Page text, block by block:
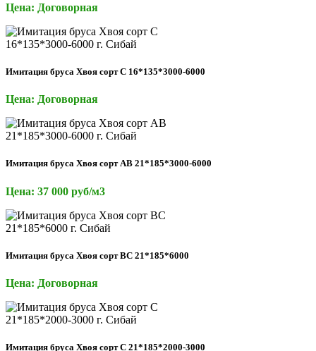
Цена: Договорная
Имитация бруса Хвоя сорт С 16*135*3000-6000
Цена: Договорная
Имитация бруса Хвоя сорт АВ 21*185*3000-6000
Цена: 37 000 руб/м3
Имитация бруса Хвоя сорт ВС 21*185*6000
Цена: Договорная
Имитация бруса Хвоя сорт С 21*185*2000-3000